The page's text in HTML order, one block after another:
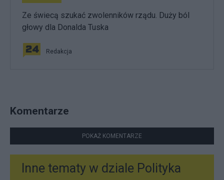
Ze świecą szukać zwolenników rządu. Duży ból
głowy dla Donalda Tuska
Redakcja
Komentarze
POKAŻ KOMENTARZE
Inne tematy w dziale Polityka